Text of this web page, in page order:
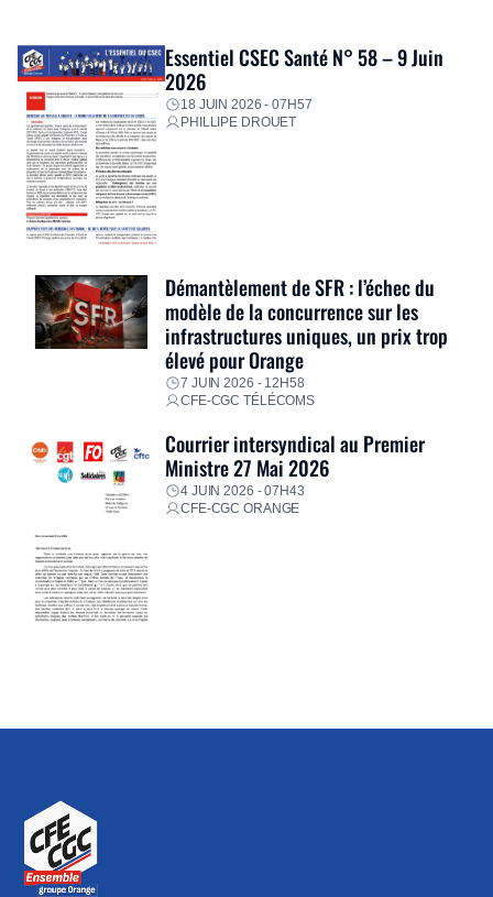
Essentiel CSEC Santé N° 58 – 9 Juin
2026
18 JUIN 2026 - 07H57
PHILLIPE DROUET
Démantèlement de SFR : l’échec du
modèle de la concurrence sur les
infrastructures uniques, un prix trop
élevé pour Orange
7 JUIN 2026 - 12H58
CFE-CGC TÉLÉCOMS
Courrier intersyndical au Premier
Ministre 27 Mai 2026
4 JUIN 2026 - 07H43
CFE-CGC ORANGE